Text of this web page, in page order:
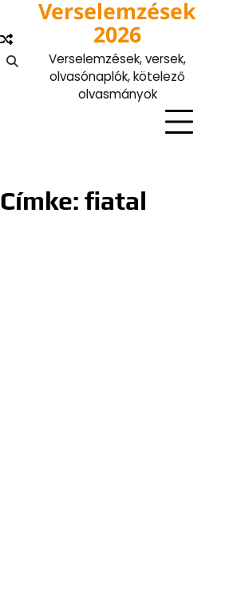
content
Verselemzések
2026
Verselemzések, versek,
olvasónaplók, kötelező
olvasmányok
Címke: fiatal